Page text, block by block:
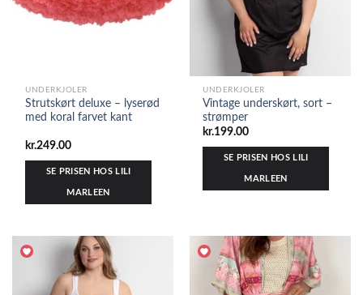
UNDERKJOLER
Strutskørt deluxe – lyserød
med koral farvet kant
kr.249.00
SE PRISEN HOS LILI
MARLEEN
UNDERKJOLER
Vintage underskørt, sort –
strømper
kr.199.00
SE PRISEN HOS LILI
MARLEEN